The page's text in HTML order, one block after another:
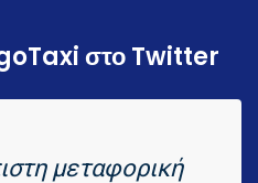
στο Twitter
μεταφορική